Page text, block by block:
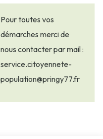
Pour toutes vos
démarches merci de
nous contacter par mail :
service.citoyennete-
population@pringy77.fr